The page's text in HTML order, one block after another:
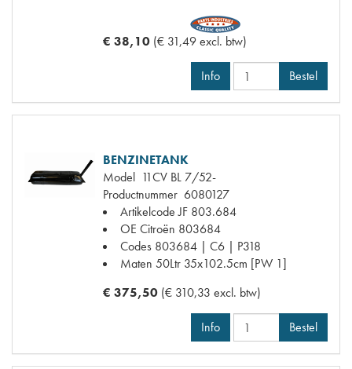
€ 38,10 (€ 31,49 excl. btw)
Info Bestel
BENZINETANK
Model 11CV BL 7/52-
Productnummer 6080127
Artikelcode JF 803.684
OE Citroën 803684
Codes 803684 | C6 | P318
Maten 50Ltr 35x102.5cm [PW 1]
€ 375,50 (€ 310,33 excl. btw)
Info Bestel